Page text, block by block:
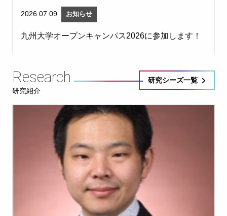
2026.07.09 お知らせ
九州大学オープンキャンパス2026に参加します！
Research
研究紹介
研究シーズ一覧